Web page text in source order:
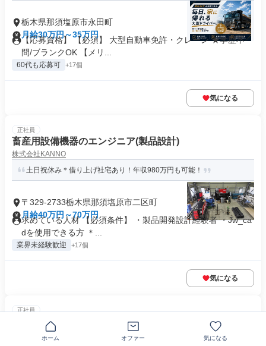
栃木県那須塩原市永田町
月給30万円～35万円
【応募資格】 【必須】 大型自動車免許・クレーン ★学歴不
問/ブランクOK 【メリ...
60代も応募可 +17個
気になる
正社員
畜産用設備機器のエンジニア(製品設計)
株式会社KANNO
土日祝休み＊借り上げ社宅あり！年収980万円も可能！
〒329-2733栃木県那須塩原市二区町
月給40万円～70万円
求めている人材 【必須条件】 ・製品開発設計経験者 ・Jw_ca
dを使用できる方 ＊...
業界未経験歓迎 +17個
気になる
正社員
畜舎の建築設計職
株式会社KANNO
ホーム オファー 気になる